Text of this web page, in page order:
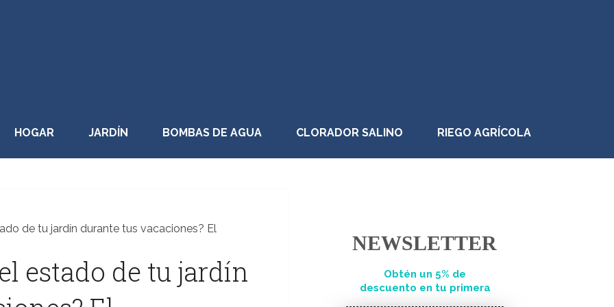
HOGAR JARDÍN BOMBAS DE AGUA CLORADOR SALINO RIEGO AGRÍCOLA
de tu jardín durante tus vacaciones? El
estado de tu jardín
Obtén un 5% de
descuento en tu primera
NEWSLETTER